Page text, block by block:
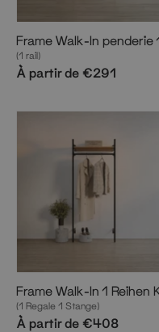
(1 rail)
À partir de €291
(1 Regale 1 Stange)
À partir de €408